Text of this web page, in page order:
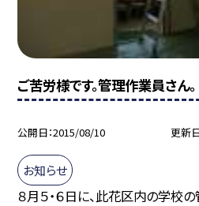
ご苦労様です。管理作業員さん。
公開日 2015/08/10 更新
お知らせ
８月５・６日に、此花区内の学校